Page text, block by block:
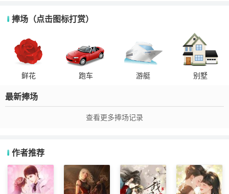
捧场（点击图标打赏）
鲜花 跑车 游艇 别墅
最新捧场
查看更多捧场记录
作者推荐